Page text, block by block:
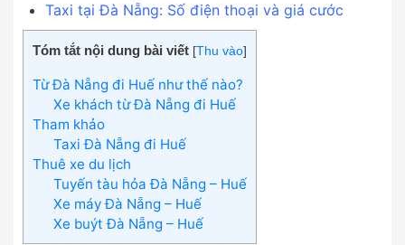
Taxi tại Đà Nẵng: Số điện thoại và giá cước
Tóm tắt nội dung bài viết [Thu vào]
Từ Đà Nẵng đi Huế như thế nào?
Xe khách từ Đà Nẵng đi Huế
Tham khảo
Taxi Đà Nẵng đi Huế
Thuê xe du lịch
Tuyến tàu hỏa Đà Nẵng – Huế
Xe máy Đà Nẵng – Huế
Xe buýt Đà Nẵng – Huế